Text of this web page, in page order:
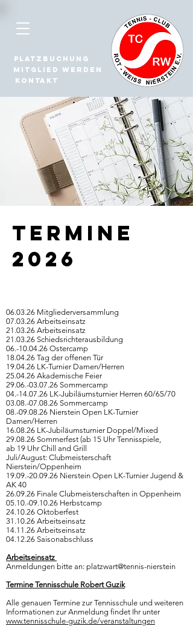
Mitglied werden
Kontakt
Platzbuchung
Termine
2026
06.03.26 Mitgliederversammlung
07.03.26 Arbeitseinsatz
21.03.26 Arbeitseinsatz
21.03.26 Schiedsrichterausbildung
06.-10.04.26 Ostercamp
18.04.26 Tag der offenen Tür
19.04.26 LK-Turnier Damen/Herren
25.04.26 Akademische Feier
29.06.-03.07.26 Sommercamp
04.-14.07.26 LK-Jubiläumsturnier Herren 60/65/70
03.08.-07.08.26 Sommercamp
08.-09.08.26 Nierstein Open LK-Turnier
Damen/Herren
16.08.26 LK-Jubiläumsturnier Doppel/Mixed
29.08.26 Sommerfest (ab 15 Uhr Tennisspiele,
ab 19 Uhr Chill and Grill
Juli/August: Clubmeisterschaft
Nierstein/Oppenheim
19.09.-20.09.26 Nierstein Open LK-Turnier Jugend &
AK 40
26.09.26 Finale Clubmeisterschaften in Oppenheim
05.10.-09.10.26 Herbstcamp
24.10.26 Oktoberfest
31.10.26 Arbeitseinsatz
14.11.26 Arbeitseinsatz
04.12.26 Saisonabschluss
Arbeitseinsatz
Anmeldungen bitte an: platzwart@tennis-nierstein
Termine Tennisschule Robert Guzik
Alle genauen Termine zur Tennisschule und weiteren
Informationen zur Anmeldung findet Ihr unter
www.tennisschule-guzik.de/veranstaltungen